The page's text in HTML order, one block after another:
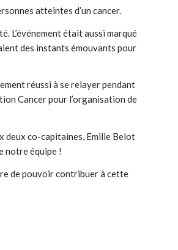
atteintes d’un cancer.
L’événement était aussi marqué
des instants émouvants pour
réussi à se relayer pendant
Cancer pour l’organisation de
deux co-capitaines, Emilie Belot
notre équipe !
de pouvoir contribuer à cette